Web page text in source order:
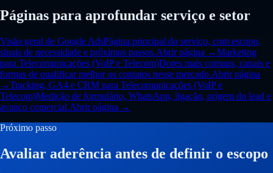
Páginas para aprofundar serviço e setor
Visão geral de Google AdsPágina principal do serviço, com escopo,
sinais de necessidade e próximos passos.Abrir página →Marketing
para Telecomunicações (VoIP e Telecom)Dores mais comuns, canais e
formas de qualificar melhor os contatos nesse mercado.Abrir página
→Tracking, GA4 e CRM para Telecomunicações (VoIP e
Telecom)Medição de formulário, WhatsApp, ligação, origem do lead e
avanço comercial.Abrir página →
Próximo passo
Avaliar aderência antes de definir o escopo